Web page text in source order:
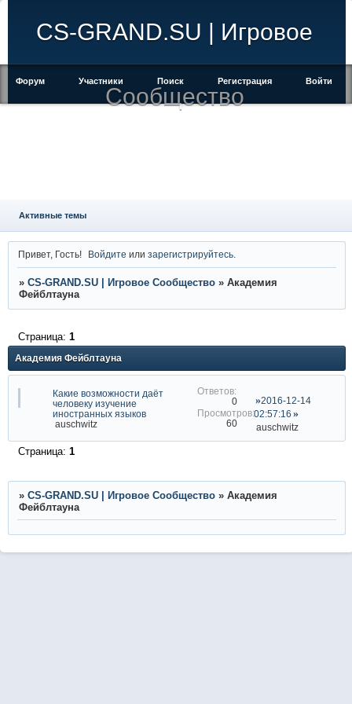
CS-GRAND.SU | Игровое
Сообщество
Форум Участники Поиск Регистрация Войти
Активные темы
Привет, Гость! Войдите илизарегистрируйтесь
» CS-GRAND.SU | Игровое Сообщество » Академия
Фейблтауна
Академия Фейблтауна
Страница: 1
Какие возможности даёт
человеку изучение
иностранных языков
auschwitz
0
60
2016-12-14
02:57:16
auschwitz
Страница: 1
» CS-GRAND.SU | Игровое Сообщество » Академия
Фейблтауна